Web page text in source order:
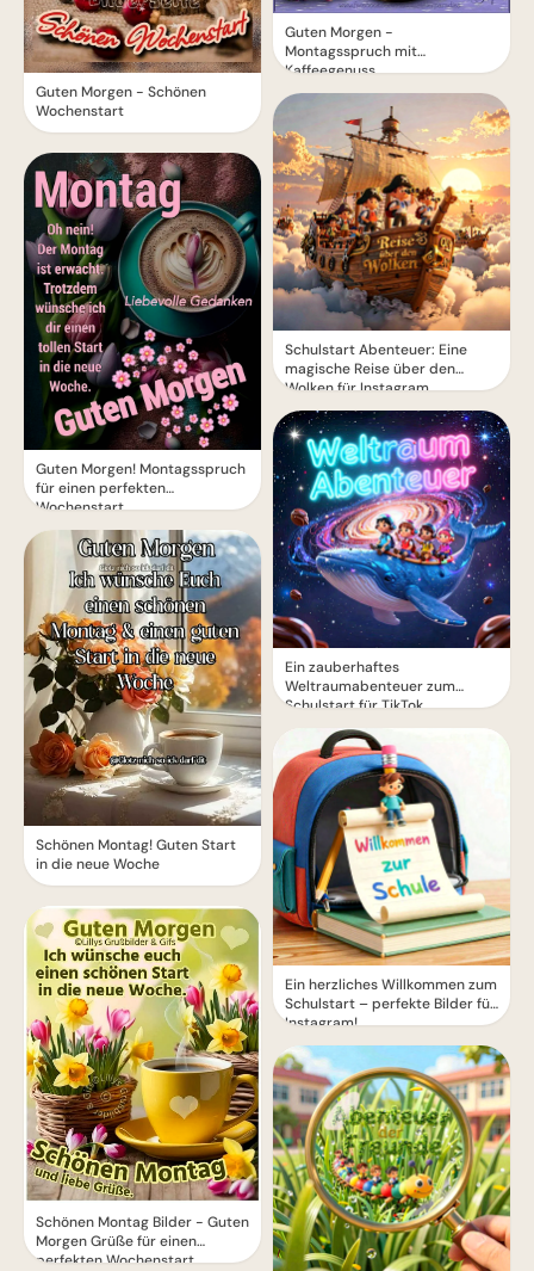
Guten Morgen - Schönen
Wochenstart
Guten Morgen! Montagsspruch
für einen perfekten
Wochenstart
Schönen Montag! Guten Start
in die neue Woche
Schönen Montag Bilder - Guten
Morgen Grüße für einen
perfekten Wochenstart
Guten Morgen -
Montagsspruch mit
Kaffeegenuss
Schulstart Abenteuer: Eine
magische Reise über den
Wolken für Instagram
Ein zauberhaftes
Weltraumabenteuer zum
Schulstart für TikTok
Ein herzliches Willkommen zum
Schulstart – perfekte Bilder für
Instagram!